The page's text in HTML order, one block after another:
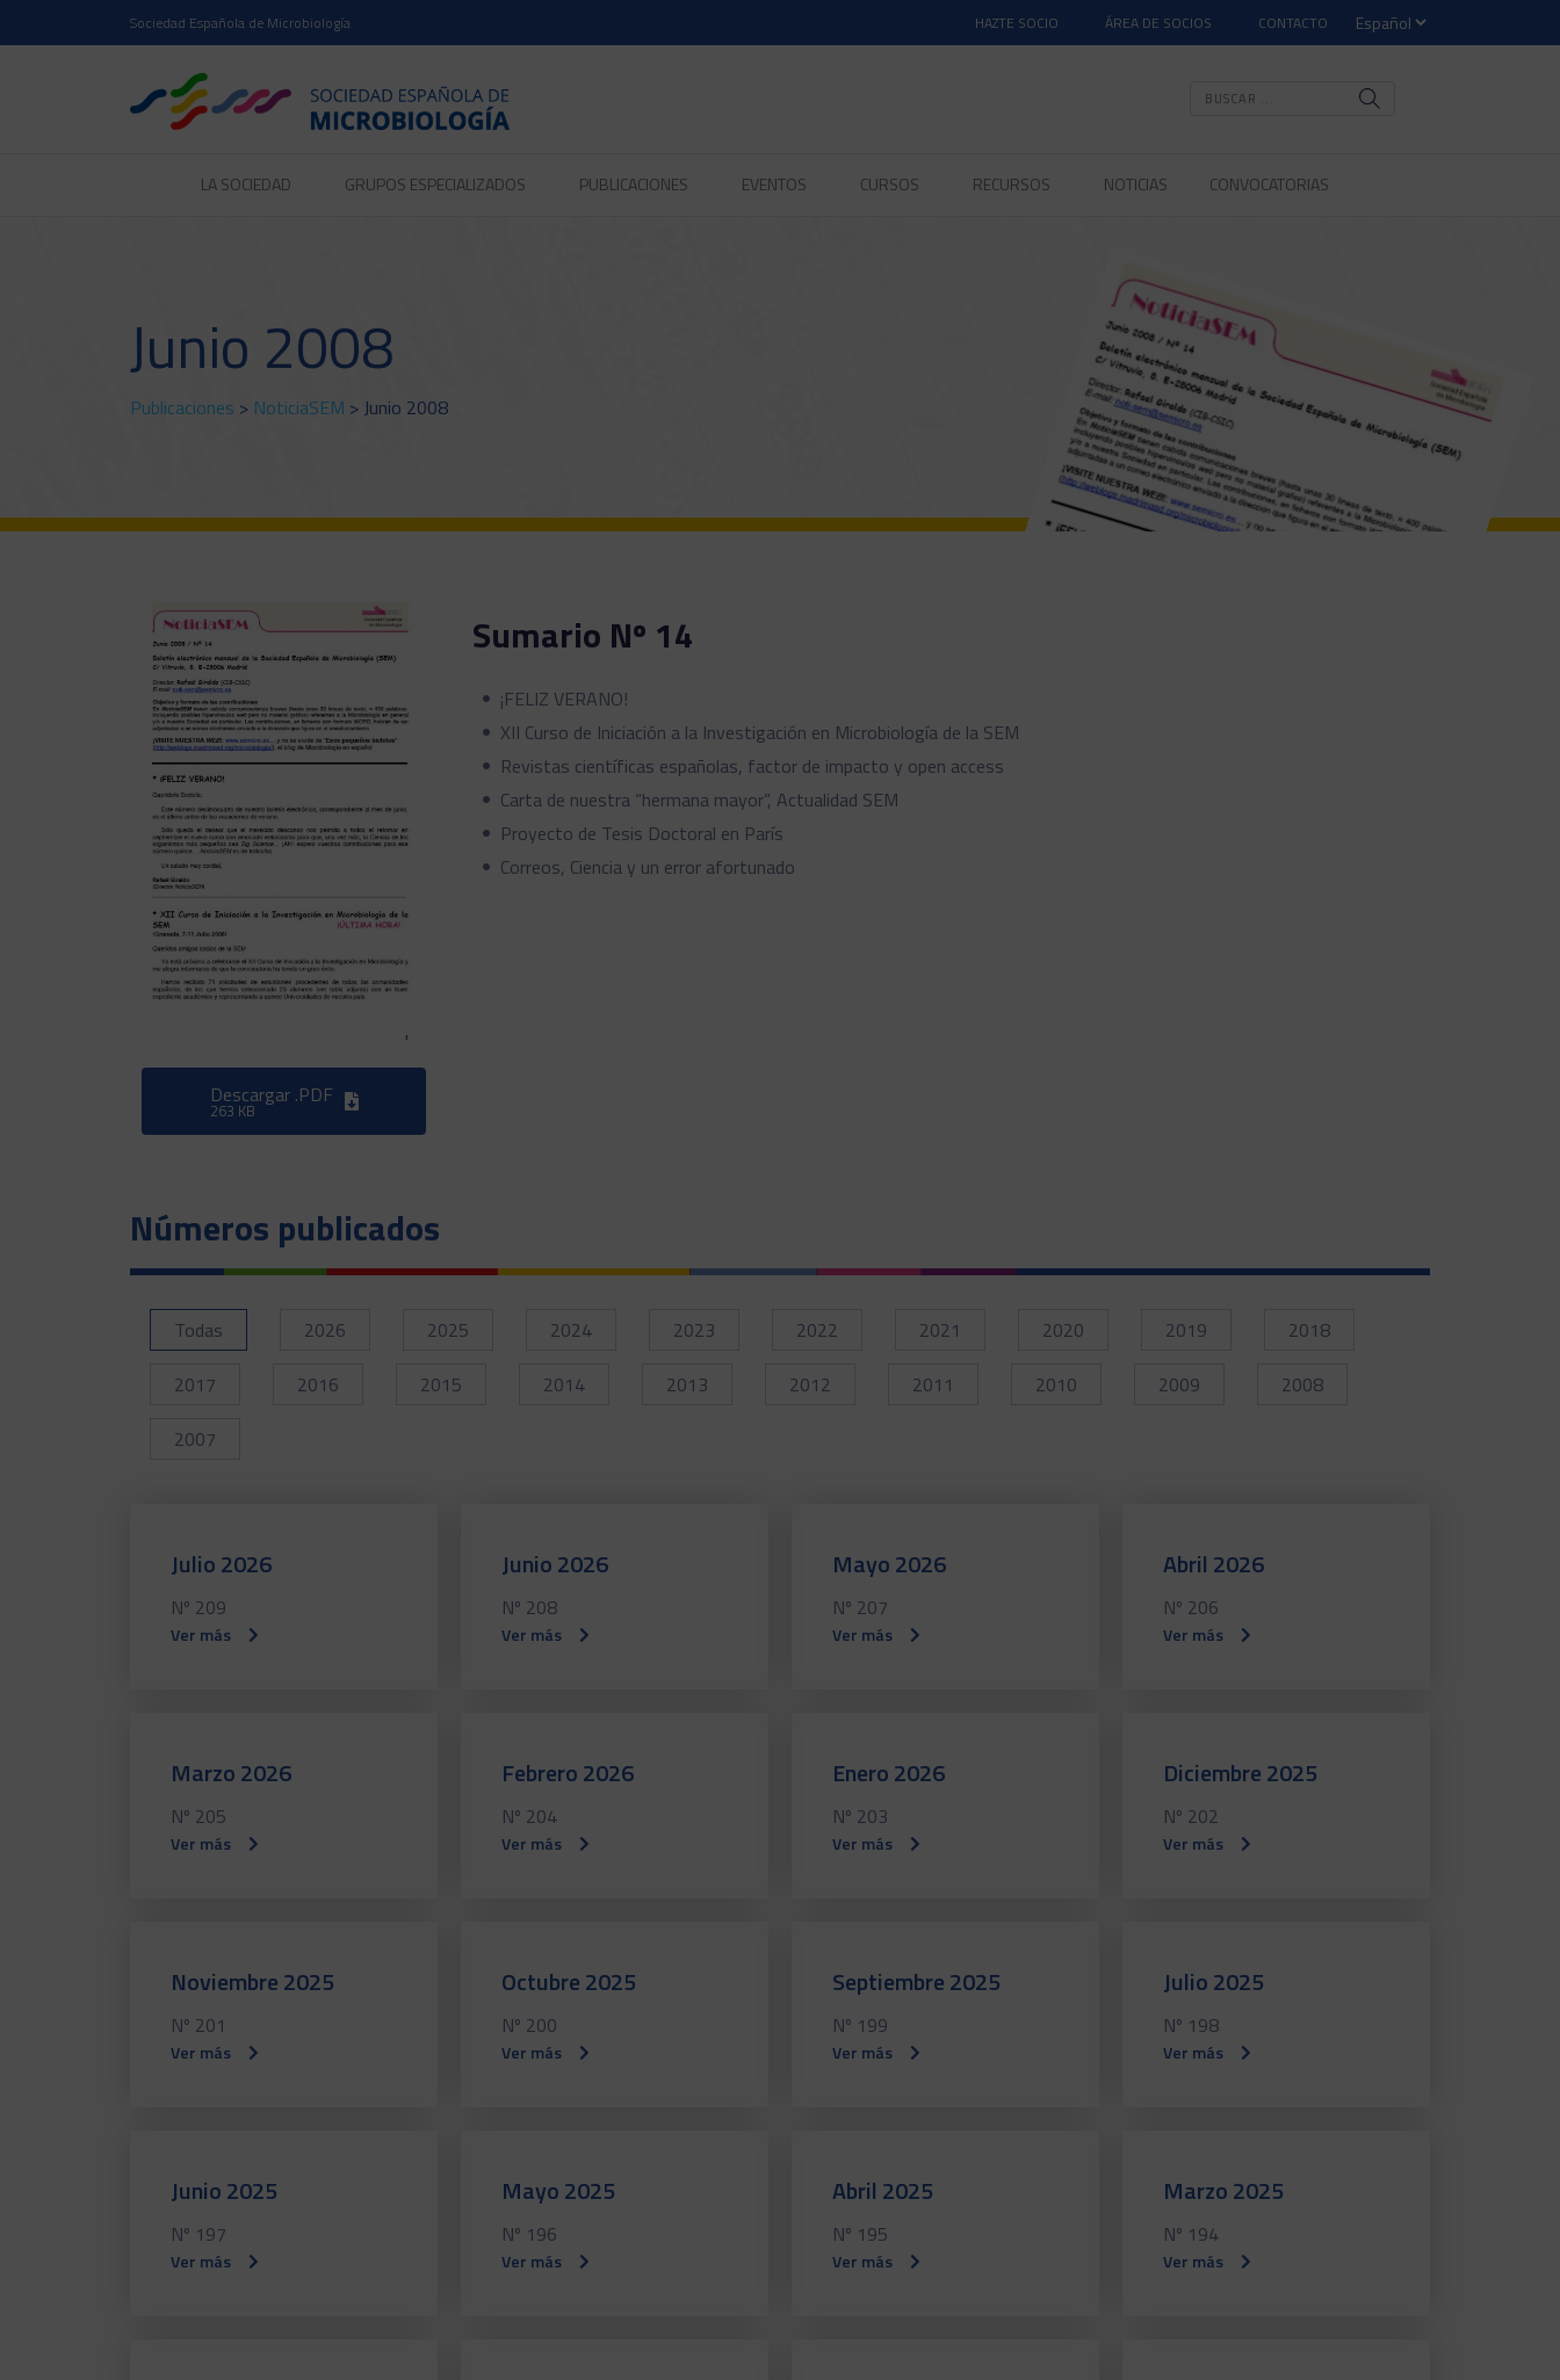
Sociedad Española de Microbiología HAZTE SOCIO ÁREA DE SOCIOS CONTACTO
LA SOCIEDAD GRUPOS ESPECIALIZADOS PUBLICACIONES EVENTOS CURSOS RECURSOS NOTICIAS CONVOCATORIAS
Junio 2008
Publicaciones > NoticiaSEM > Junio 2008
Descargar .PDF
263 KB
Sumario Nº 14
¡FELIZ VERANO!
XII Curso de Iniciación a la Investigación en Microbiología de la SEM
Revistas científicas españolas, factor de impacto y open access
Carta de nuestra “hermana mayor”, Actualidad SEM
Proyecto de Tesis Doctoral en París
Correos, Ciencia y un error afortunado
Números publicados
Todas 2026 2025 2024 2023 2022 2021 2020 2019
2018
2017
2016 2015 2014 2013 2012 2011 2010 2009
2008
2007
Julio 2026
Nº 209
Ver más
Junio 2026
Nº 208
Ver más
Mayo 2026
Nº 207
Ver más
Abril 2026
Nº 206
Ver más
Marzo 2026
Nº 205
Ver más
Febrero 2026
Nº 204
Ver más
Enero 2026
Nº 203
Ver más
Diciembre 2025
Nº 202
Ver más
Noviembre 2025
Nº 201
Ver más
Octubre 2025
Nº 200
Ver más
Septiembre 2025
Nº 199
Ver más
Julio 2025
Nº 198
Ver más
Junio 2025
Nº 197
Ver más
Mayo 2025
Nº 196
Ver más
Abril 2025
Nº 195
Ver más
Marzo 2025
Nº 194
Ver más